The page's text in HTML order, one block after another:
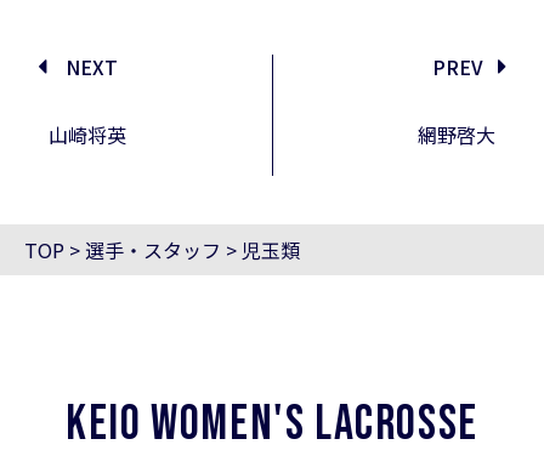
NEXT
山崎将英
PREV
網野啓大
TOP > 選手・スタッフ > 児玉類
KEIO WOMEN'S LACROSSE